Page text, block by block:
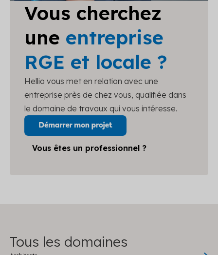
Vous cherchez
une entreprise
RGE et locale ?
Hellio vous met en relation avec une
entreprise près de chez vous, qualifiée dans
le domaine de travaux qui vous intéresse.
Vous êtes un professionnel ?
Tous les domaines